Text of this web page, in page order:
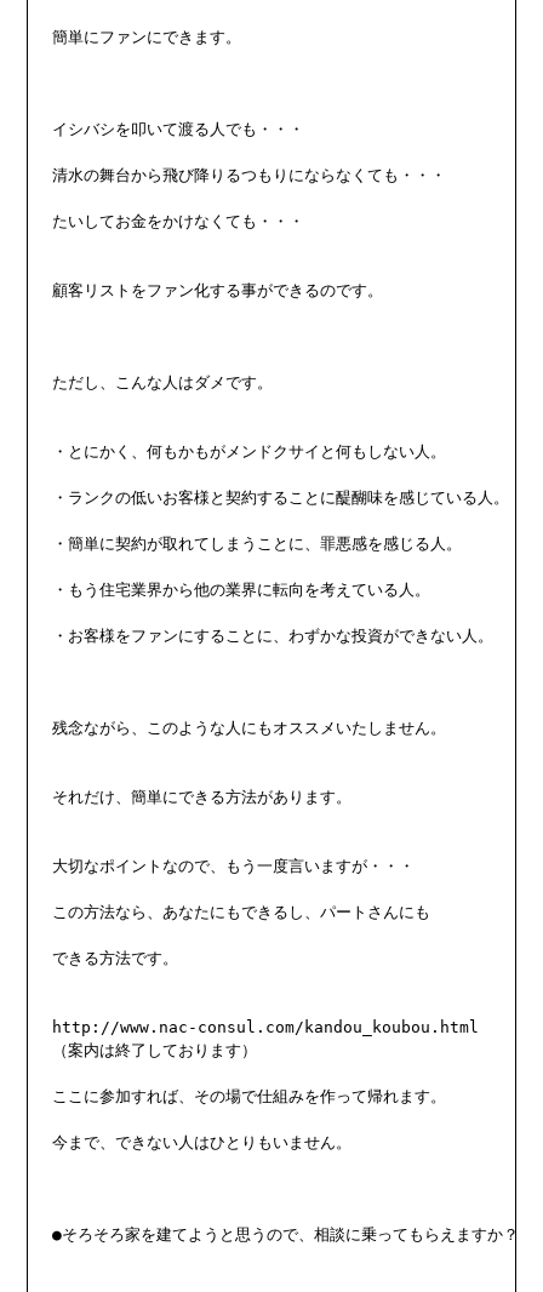
簡単にファンにできます。
イシバシを叩いて渡る人でも・・・
清水の舞台から飛び降りるつもりにならなくても・・・
たいしてお金をかけなくても・・・
顧客リストをファン化する事ができるのです。
ただし、こんな人はダメです。
・とにかく、何もかもがメンドクサイと何もしない人。
・ランクの低いお客様と契約することに醍醐味を感じている人。
・簡単に契約が取れてしまうことに、罪悪感を感じる人。
・もう住宅業界から他の業界に転向を考えている人。
・お客様をファンにすることに、わずかな投資ができない人。
残念ながら、このような人にもオススメいたしません。
それだけ、簡単にできる方法があります。
大切なポイントなので、もう一度言いますが・・・
この方法なら、あなたにもできるし、パートさんにも
できる方法です。
http://www.nac-consul.com/kandou_koubou.html
（案内は終了しております）
ここに参加すれば、その場で仕組みを作って帰れます。
今まで、できない人はひとりもいません。
●そろそろ家を建てようと思うので、相談に乗ってもらえますか？